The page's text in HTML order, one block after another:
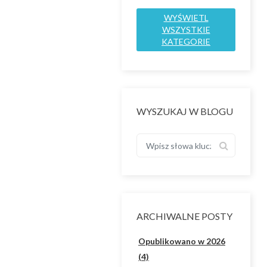
WYŚWIETL
WSZYSTKIE
KATEGORIE
WYSZUKAJ W BLOGU
ARCHIWALNE POSTY
Opublikowano w 2026
(4)